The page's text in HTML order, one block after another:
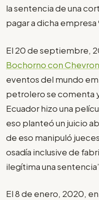
la sentencia de una
pagar a dicha
El 20 de septiembre,
Bochorno con Chevron
eventos del mundo
petrolero se comenta
Ecuador hizo una
eso planteó un juicio
de eso manipuló
osadía inclusive de
ilegítima una
El 8 de enero, 2020,